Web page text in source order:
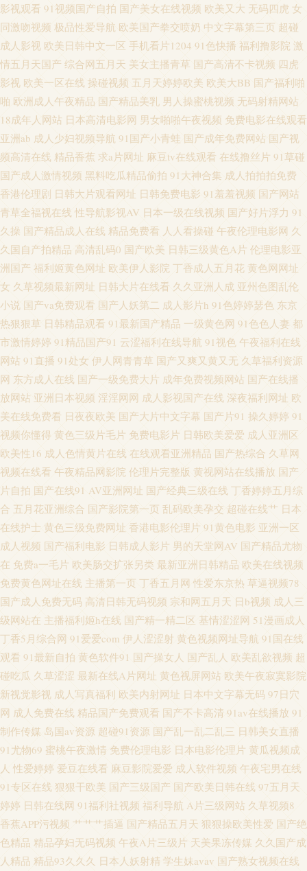
吧 国产成人做爰A片免费胖人 91青青草视频 www天堂一区二区 91妹妹 国产
乱轮一区 久久伊人操操操操操 www.www.www.久久 国产自产3434网 91大神
网址 激情无码中文日韩 91免费网站 国产日韩在线的 99精品免费 大香蕉久久
伊思 91探花视频在线 极品激情网 91猫先生在线8av 91官网宅男 国产精品色
视频 91公开视频完整版 国产51页 97超碰在线视 九九A片 亚洲国产黄在线观
看 操碰公开视频 美腿论坛中文字幕 黄页网站日韩 国产天天趴 蜜桃臀网址 久
久黄色网址 久久精热精品 精品熟妇一期二区三期 在线日韩成人 东京热肏屄
网 成人免费国产在线乱一二 麻豆羞羞网站 九0九九热视频 欧美日韩高清 网
日本va在线视频 超碰免费在线观看 男女免费网站 豆花视频在线观看 a在线观
看 www国产精品春色 97视频玉足 91黑丝喷水 日韩久久在线人妻 国产av夜夜
亚洲天堂av免费观看 超碰性交片 天堂日本一区 97资源国产人人爱 AV在线观
看成人 大香蕉超碰 97资源站成人视频 国产老熟女 wwwcom久久9 亚洲国产
午夜丁香婷婷色播 色婷婷日本不卡导航 成人午夜大片 国产高清无码在线观
看 丁香婷婷基地综合 91在线国内 51社区精品视频茄子视频 免费啊v视频完整
航 国产精品一二区黄色 欧美日韩国产在线 青青艹大香蕉 av免费在线观看 在
线国产视频福利导航 91啦九色中文字幕 欧美天堂中文字幕组 青娱乐91 超碰
好屌色98 传媒精品 91少妇高潮呻吟无码精品 老司机永久福 美女国产求操视
频亚洲精品 传媒福利影院 97在线视频按摩 福利姬在线h 91综合网 精品一区
一区二区 三级黄色网站 人妖伪娘 俺去也五月天网址 日韩亚洲综合AV 青青草
欧美第一页 国产精品久久春嫩 成人视频在线网址 99久久99无码 九一电影成
人 午夜男人av影院 少妇野外自拍 日韩无码地址 91精品54 国产同事高潮视频
国产在线丝袜变态 国产精品一国产精品 成人1区 人妻少妇无码精品 wwwav
狼人 午夜无码免费 91天堂午夜 五月婷亚洲精品AV天堂 免费版91网页 日本阿
影视观看 91视频国产自拍 国产美女在线视频 欧美又大 无码四虎 女
同激吻视频 极品性爱导航 欧美国产拳交喷奶 中文字幕第三页 超碰
成人影视 欧美日韩中文一区 手机看片1204 91色快播 福利撸影院 激
情五月天国产 综合网五月天 美女主播青草 国产高清不卡视频 四虎
影视 欧美一区在线 操碰视频 五月天婷婷欧美 欧美大BB 国产福利啪
啪 欧洲成人午夜精品 国产精品美乳 男人操蜜桃视频 无码射精网站
18成年人网站 日本高清电影网 男女啪啪午夜视频 免费电影在线观看
亚洲ab 成人少妇视频导航 91国产小青蛙 国产成年免费网站 国产视
频高清在线 精品香蕉 求a片网址 麻豆tv在线观看 在线撸丝片 91草碰
国产成人激情视频 黑料吃瓜精品偷拍 91大神合集 成人拍拍拍免费
香港伦理剧 日韩大片观看网址 日韩免费电影 91羞羞视频 国产网站
青草全福视在线 性导航影视AV 日本一级在线视频 国产好片浮力 91
久操 国产精品成人在线 精品免费看 人人看操碰 午夜伦理电影网 久
久国自产拍精品 高清乱码0 国产欧美 日韩三级黄色A片 伦理电影亚
洲国产 福利姬黄色网址 欧美伊人影院 丁香成人五月花 黄色网网址
女 久草视频最新网址 日韩大片在线看 久久亚洲人成 亚州色图乱伦
小说 国产va免费观看 国产人妖第二 成人影片h 91色婷婷瑟色 东京
热狠狠草 日韩精品观看 91最新国产精品 一级黄色网 91色色人妻 都
市激情婷婷 91精品国产91 云涩福利在线导航 91视色 午夜福利在线
网站 91直播 91处女 伊人网青青草 国产又爽又黄又无 久草福利资源
网 东方成人在线 国产一级免费大片 成年免费视频网站 国产在线播
放网站 亚洲日本视频 淫淫网网 成人影视国产在线 深夜福利网址 欧
美在线免费看 日夜夜欧美 国产大片中文字幕 国产片91 操久婷婷 91
视频你懂得 黄色三级片毛片 免费电影片 日韩欧美爱爱 成人亚洲区
欧美性16 成人色情黄片在线 在线观看亚洲精品 国产热综合 久草网
视频在线看 午夜精品网影院 伦理片完整版 黄视网站在线播放 国产
片自拍 国产在线91 AV亚洲网址 国产经典三级在线 丁香婷婷五月综
合 五月花亚洲综合 国产影院第一页 乱码欧美孕交 超碰在线艹 日本
在线护士 黄色三级免费网址 香港电影伦理片 91黄色电影 亚洲一区
成人视频 国产福利电影 日韩成人影片 男的天堂网AV 国产精品尤物
在 免费a一毛片 欧美肠交扩张另类 最新亚洲日韩精品 欧美在线视频
免费黄色网址在线 主播第一页 丁香五月网 性爱东京热 草逼视频78
国产成人免费无码 高清日韩无码视频 宗和网五月天 日b视频 成人三
级网站在 主播福利姬h在线 国产精一精二区 基情涩涩网 51漫画成人
丁香5月综合网 91爱爱com 伊人涩涩射 黄色视频网址导航 91国在线
观看 91最新自拍 黄色软件91 国产操女人 国产乱人 欧美乱欲视频 超
碰吃瓜 久草涩涩 最新在线A片网址 黄色视屏网站 欧美午夜寂寞影院
新视觉影视 成人写真福利 欧美内射网址 日本中文字幕无码 97日穴
网 成人免费在线 精品国产免费观看 国产不卡高清 91av在线播放 91
制作传媒 岛国av资源 超碰91资源 国产乱一乱二乱三 日韩美女直播
91尤物69 蜜桃午夜激情 免费伦理电影 日本电影伦理片 黄瓜视频成
人 性爱婷婷 爱豆在线看 麻豆影院爱爱 成人软件视频 午夜宅男在线
91专区在线 狠狠干欧美 国产三级国产 国产欧美日韩在线 97五月天
婷婷 日韩在线网 91福利社视频 福利导航 A片三级网站 久草视频8
香蕉APP污视频 艹艹艹插逼 国产精品五月天 狠狠操欧美性爱 国产绝
色精品 精品孕妇无码视频 午夜A片三级片 天美果冻传媒 久久国产成
人精品 精品93久久久 日本人妖射精 学生妹avav 国产熟女视频在线